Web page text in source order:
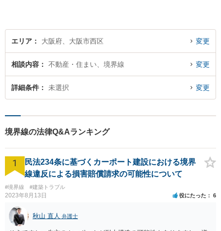
していきます。
エリア
大阪府、大阪市西区 変更
相談内容 不動産・住まい、境界線 変更
詳細条件 未選択 変更
境界線の法律Q&Aランキング
1
民法234条に基づくカーポート建設における境界
線違反による損害賠償請求の可能性について
#境界線 #建築トラブル
2023年8月13日 役にたった 6
秋山 直人 弁護士